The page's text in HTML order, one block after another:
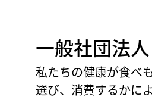
一般社団法
私たちの健康が食べ
選び、消費するかに